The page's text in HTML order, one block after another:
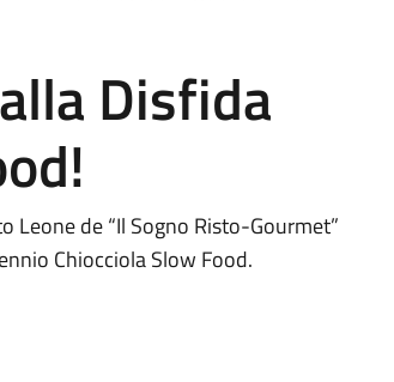
Disfida
Leone de “Il Sogno Risto-Gourmet”
Chiocciola Slow Food.